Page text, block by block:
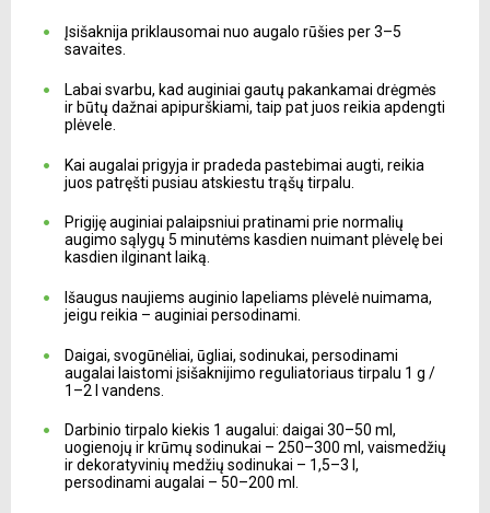
Įsišaknija priklausomai nuo augalo rūšies per 3–5
savaites.
Labai svarbu, kad auginiai gautų pakankamai drėgmės
ir būtų dažnai apipurškiami, taip pat juos reikia apdengti
plėvele.
Kai augalai prigyja ir pradeda pastebimai augti, reikia
juos patręšti pusiau atskiestu trąšų tirpalu.
Prigiję auginiai palaipsniui pratinami prie normalių
augimo sąlygų 5 minutėms kasdien nuimant plėvelę bei
kasdien ilginant laiką.
Išaugus naujiems auginio lapeliams plėvelė nuimama,
jeigu reikia – auginiai persodinami.
Daigai, svogūnėliai, ūgliai, sodinukai, persodinami
augalai laistomi įsišaknijimo reguliatoriaus tirpalu 1 g /
1–2 l vandens.
Darbinio tirpalo kiekis 1 augalui: daigai 30–50 ml,
uogienojų ir krūmų sodinukai – 250–300 ml, vaismedžių
ir dekoratyvinių medžių sodinukai – 1,5–3 l,
persodinami augalai – 50–200 ml.